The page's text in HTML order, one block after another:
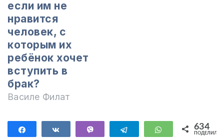
если им не
нравится
человек, с
которым их
ребёнок хочет
вступить в
брак?
Василе Филат
ПоделитьсяПоделиться Telegram WhatsApp
634